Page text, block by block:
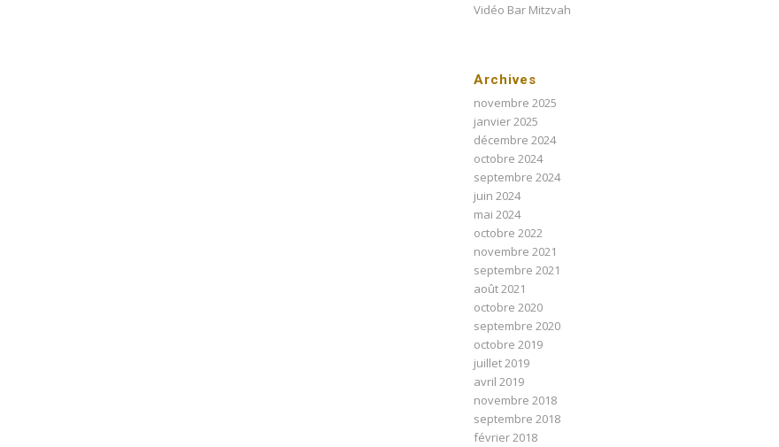
Vidéo Bar Mitzvah
Archives
novembre 2025
janvier 2025
décembre 2024
octobre 2024
septembre 2024
juin 2024
mai 2024
octobre 2022
novembre 2021
septembre 2021
août 2021
octobre 2020
septembre 2020
octobre 2019
juillet 2019
avril 2019
novembre 2018
septembre 2018
février 2018